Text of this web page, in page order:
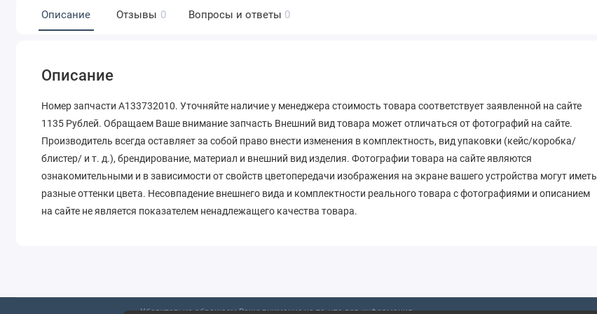
Описание Отзывы 0 Вопросы и ответы 0
Описание
Номер запчасти A133732010. Уточняйте наличие у менеджера стоимость товара соответствует заявленной на сайте
1135 Рублей. Обращаем Ваше внимание запчасть Внешний вид товара может отличаться от фотографий на сайте.
Производитель всегда оставляет за собой право внести изменения в комплектность, вид упаковки (кейс/коробка/
блистер/ и т. д.), брендирование, материал и внешний вид изделия. Фотографии товара на сайте являются
ознакомительными и в зависимости от свойств цветопередачи изображения на экране вашего устройства могут иметь
разные оттенки цвета. Несовпадение внешнего вида и комплектности реального товара с фотографиями и описанием
на сайте не является показателем ненадлежащего качества товара.